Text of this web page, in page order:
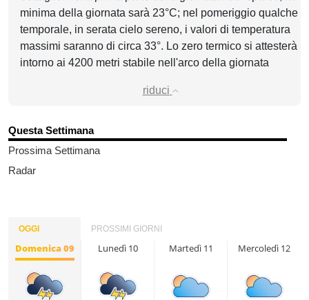
minima della giornata sarà 23°C; nel pomeriggio qualche
temporale, in serata cielo sereno, i valori di temperatura
massimi saranno di circa 33°. Lo zero termico si attesterà
intorno ai 4200 metri stabile nell'arco della giornata
riduci
Questa Settimana
Prossima Settimana
Radar
OGGI PROSSIMI GIORNI
Domenica 09 Lunedì 10 Martedì 11 Mercoledì 12